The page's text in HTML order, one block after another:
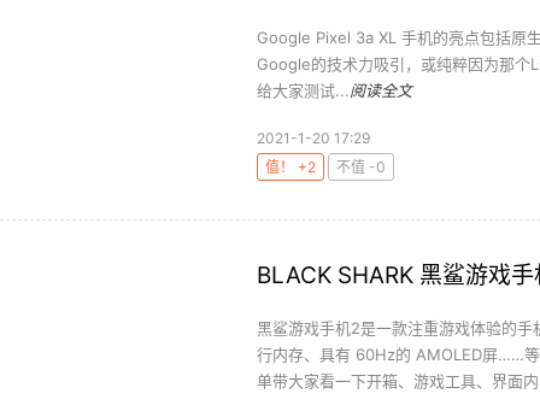
Google Pixel 3a XL 手机的亮点包括原
Google的技术力吸引，或纯粹因为那个
给大家测试...阅读全文
2021-1-20 17:29
值！ +2
不值 -0
BLACK SHARK 黑鲨游戏
黑鲨游戏手机2是一款注重游戏体验的
行内存、具有 60Hz的 AMOLED屏……
单带大家看一下开箱、游戏工具、界面